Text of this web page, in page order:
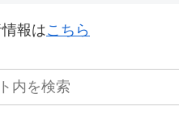
報はこちら